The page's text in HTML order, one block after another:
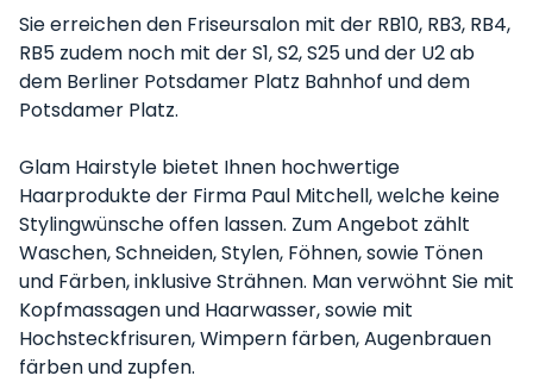
Sie erreichen den Friseursalon mit der RB10, RB3, RB4,
RB5 zudem noch mit der S1, S2, S25 und der U2 ab
dem Berliner Potsdamer Platz Bahnhof und dem
Potsdamer Platz.
Glam Hairstyle bietet Ihnen hochwertige
Haarprodukte der Firma Paul Mitchell, welche keine
Stylingwünsche offen lassen. Zum Angebot zählt
Waschen, Schneiden, Stylen, Föhnen, sowie Tönen
und Färben, inklusive Strähnen. Man verwöhnt Sie mit
Kopfmassagen und Haarwasser, sowie mit
Hochsteckfrisuren, Wimpern färben, Augenbrauen
färben und zupfen.